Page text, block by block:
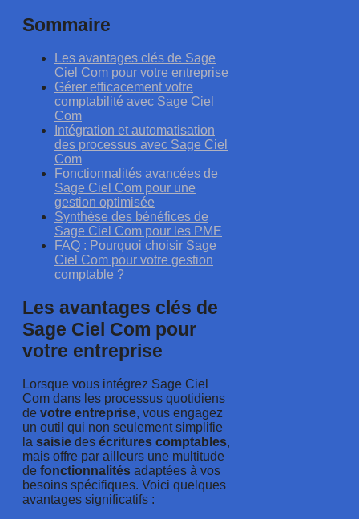
Sommaire
Les avantages clés de Sage
Ciel Com pour votre entreprise
Gérer efficacement votre
comptabilité avec Sage Ciel
Com
Intégration et automatisation
des processus avec Sage Ciel
Com
Fonctionnalités avancées de
Sage Ciel Com pour une
gestion optimisée
Synthèse des bénéfices de
Sage Ciel Com pour les PME
FAQ : Pourquoi choisir Sage
Ciel Com pour votre gestion
comptable ?
Les avantages clés de
Sage Ciel Com pour
votre entreprise
Lorsque vous intégrez Sage Ciel
Com dans les processus quotidiens
de votre entreprise, vous engagez
un outil qui non seulement simplifie
la saisie des écritures comptables,
mais offre par ailleurs une multitude
de fonctionnalités adaptées à vos
besoins spécifiques. Voici quelques
avantages significatifs :